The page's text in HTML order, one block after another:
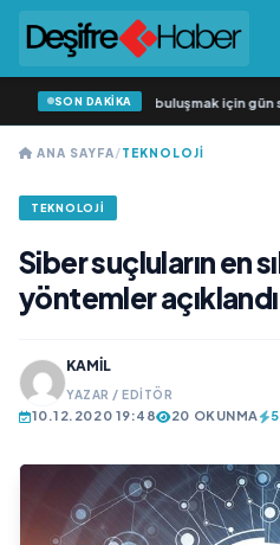
SON DAKİKA
seyircisiyle buluşmak için gün
ANA SAYFA/TEKNOLOJI
TEKNOLOJI
Siber suçluların en
yöntemler açıklandı
KAMIL
YAZAR / EDITÖR
10.12.2020 19:48 20 OKUNMA